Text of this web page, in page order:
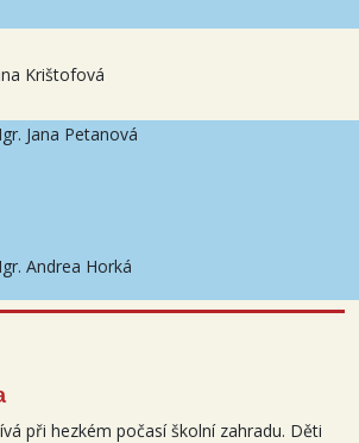
Krištofová
Jana Petanová
Andrea Horká
při hezkém počasí školní zahradu. Děti